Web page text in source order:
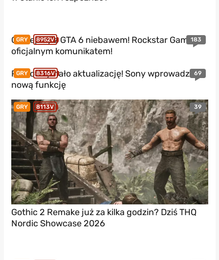
GRY 8952V 183
Gameplay z GTA 6 niebawem! Rockstar Games z
oficjalnym komunikatem!
GRY 8316V 69
PS5 otrzymało aktualizację! Sony wprowadza
nową funkcję
GRY 8113V 39
Gothic 2 Remake już za kilka godzin? Dziś THQ
Nordic Showcase 2026